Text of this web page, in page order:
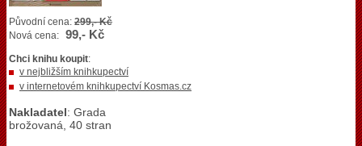
Původní cena: 299,- Kč
Nová cena: 99,- Kč
Chci knihu koupit:
v nejbližším knihkupectví
v internetovém knihkupectví Kosmas.cz
Nakladatel: Grada
brožovaná, 40 stran